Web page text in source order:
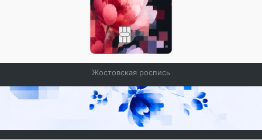
Жостовская роспись